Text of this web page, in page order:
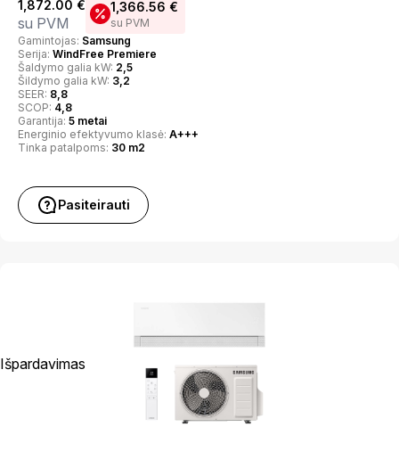
1,872.00 €
su PVM
1,366.56 €
su PVM
Gamintojas: Samsung
Serija: WindFree Premiere
Šaldymo galia kW: 2,5
Šildymo galia kW: 3,2
SEER: 8,8
SCOP: 4,8
Garantija: 5 metai
Energinio efektyvumo klasė: A+++
Tinka patalpoms: 30 m2
Pasiteirauti
Išpardavimas